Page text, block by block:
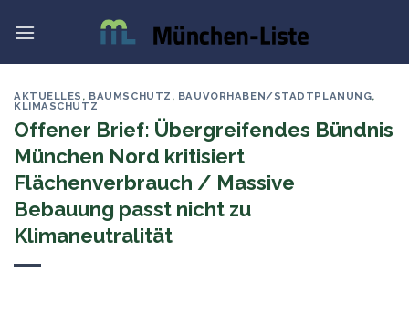
AKTUELLES , BAUMSCHUTZ , BAUVORHABEN/STADTPLANUNG,
KLIMASCHUTZ
Offener Brief: Übergreifendes Bündnis
München Nord kritisiert
Flächenverbrauch / Massive
Bebauung passt nicht zu
Klimaneutralität